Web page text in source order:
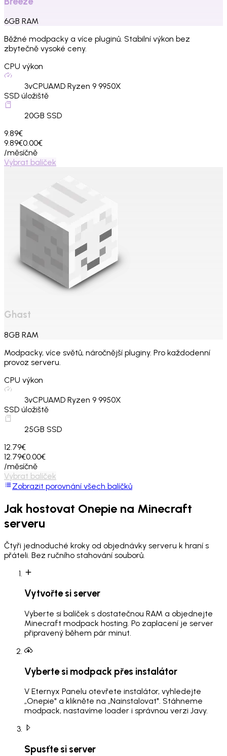
6GB RAM
Běžné modpacky a více pluginů. Stabilní výkon bez
zbytečně vysoké ceny.
CPU výkon
3vCPUAMD Ryzen 9 9950X
SSD úložiště
20GB SSD
9.89€
9.89€0.00€
/měsíčně
Vybrat balíček
Ghast
8GB RAM
Modpacky, více světů, náročnější pluginy. Pro každodenní
provoz serveru.
CPU výkon
3vCPUAMD Ryzen 9 9950X
SSD úložiště
25GB SSD
12.79€
12.79€0.00€
/měsíčně
Vybrat balíček
Zobrazit porovnání všech balíčků
Jak hostovat Onepie na Minecraft
serveru
Čtyři jednoduché kroky od objednávky serveru k hraní s
přáteli. Bez ručního stahování souborů.
Vytvořte si server
Vyberte si balíček s dostatečnou RAM a objednejte
Minecraft modpack hosting. Po zaplacení je server
připravený během pár minut.
Vyberte si modpack přes instalátor
V Eternyx Panelu otevřete instalátor, vyhledejte
„Onepie" a klikněte na „Nainstalovat". Stáhneme
modpack, nastavíme loader i správnou verzi Javy.
Spusťte si server